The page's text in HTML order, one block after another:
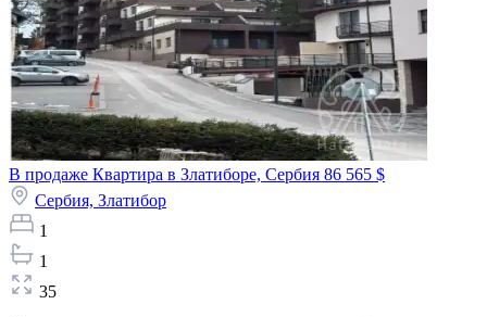
В продаже Квартира в Златиборе, Сербия 86 565 $
Сербия, Златибор
1
1
35